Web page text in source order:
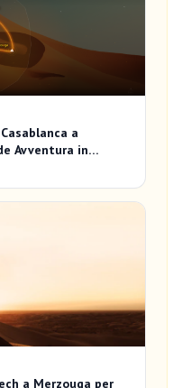
a
Avventura in
a Merzouga per